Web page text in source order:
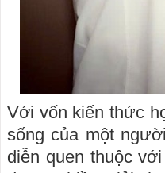
Với vốn kiến thức
sống của một
diễn quen thuộc